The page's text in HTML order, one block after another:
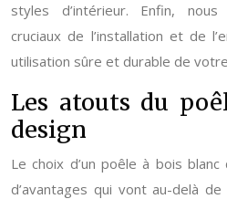
styles d’intérieur. Enfin,
cruciaux de l’installation et de
utilisation sûre et durable de
Les atouts du
design
Le choix d’un poêle à bois
d’avantages qui vont au-delà